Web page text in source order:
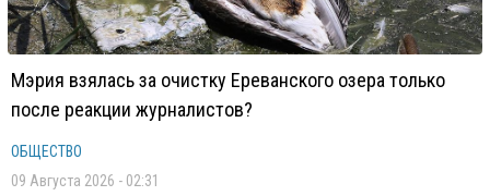
Мэрия взялась за очистку Ереванского озера только
после реакции журналистов?
ОБЩЕСТВО
09 Августа 2026 - 02:31